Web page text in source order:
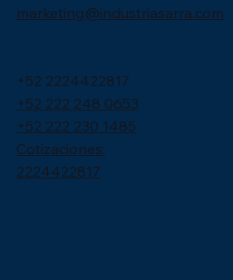
marketing@industriasarra.com
+52 2224422817
+52 222 248 0653
+52 222 230 1485
Cotizaciones:
2224422817